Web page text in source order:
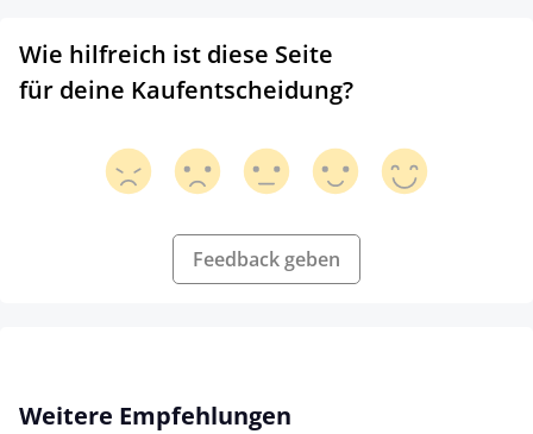
Wie hilfreich ist diese Seite
für deine Kaufentscheidung?
Feedback geben
Produktgalerie überspringen
Weitere Empfehlungen